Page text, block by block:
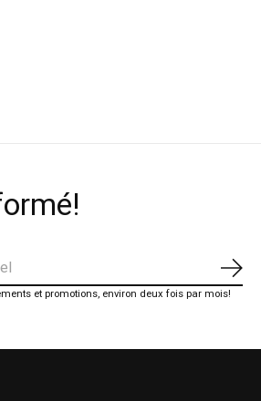
et promotions, environ deux fois par mois!